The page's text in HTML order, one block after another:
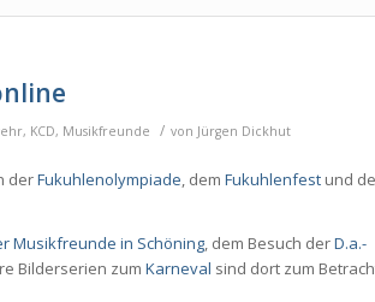
, KCD, Musikfreunde / von Jürgen Dickhut
derFukuhlenolympiade, dem Fukuhlenfest und
Musikfreunde in Schöning, dem Besuch derD.a.-
Bilderserien zum Karneval sind dort zum